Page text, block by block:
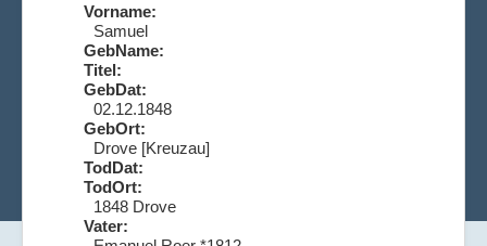
Vorname:
Samuel
GebName:
Titel:
GebDat:
02.12.1848
GebOrt:
Drove [Kreuzau]
TodDat:
TodOrt:
1848 Drove
Vater: